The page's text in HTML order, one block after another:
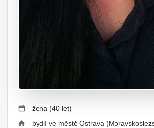
žena (40 let)
bydlí ve městě Ostrava